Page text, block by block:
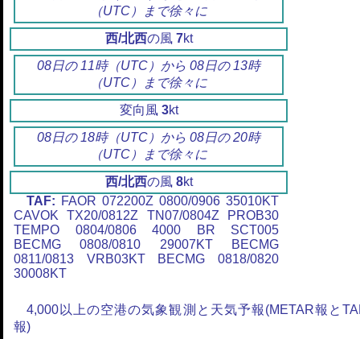
（UTC）まで徐々に
西/北西の風 7kt
08日の 11時（UTC）から 08日の 13時
（UTC）まで徐々に
変向風 3kt
08日の 18時（UTC）から 08日の 20時
（UTC）まで徐々に
西/北西の風 8kt
TAF: FAOR 072200Z 0800/0906 35010KT
CAVOK TX20/0812Z TN07/0804Z PROB30
TEMPO 0804/0806 4000 BR SCT005
BECMG 0808/0810 29007KT BECMG
0811/0813 VRB03KT BECMG 0818/0820
30008KT
4,000以上の空港の気象観測と天気予報(METAR報と
報)